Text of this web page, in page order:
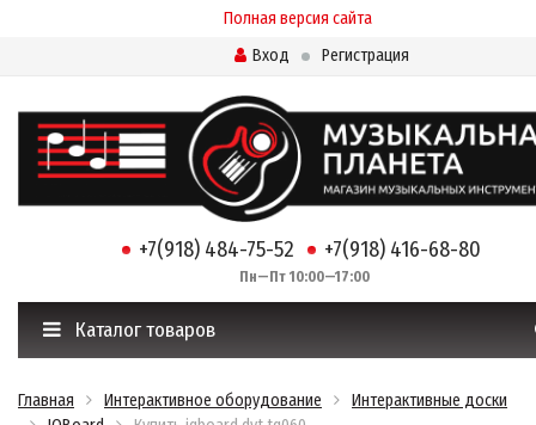
Полная версия сайта
Вход
Регистрация
+7(918) 484-75-52 +7(918) 416-68-80
Пн—Пт 10:00—17:00
Каталог товаров
Главная Интерактивное оборудование
Интерактивные доски